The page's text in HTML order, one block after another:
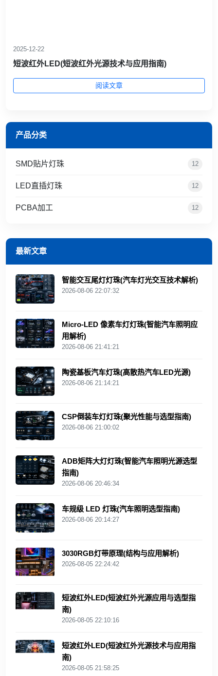
2025-12-22
短波红外LED(短波红外光源技术与应用指南)
阅读文章
产品分类
SMD贴片灯珠 12
LED直插灯珠 12
PCBA加工 12
最新文章
智能交互尾灯灯珠(汽车灯光交互技术解析)
2026-08-06 22:07:32
Micro-LED 像素车灯灯珠(智能汽车照明应
用解析)
2026-08-06 21:41:21
陶瓷基板汽车灯珠(高散热汽车LED光源)
2026-08-06 21:14:21
CSP倒装车灯灯珠(聚光性能与选型指南)
2026-08-06 21:00:02
ADB矩阵大灯灯珠(智能汽车照明光源选型
指南)
2026-08-06 20:46:34
车规级 LED 灯珠(汽车照明选型指南)
2026-08-06 20:14:27
3030RGB灯带原理(结构与应用解析)
2026-08-05 22:24:42
短波红外LED(短波红外光源应用与选型指
南)
2026-08-05 22:10:16
短波红外LED(短波红外光源技术与应用指
南)
2026-08-05 21:58:25